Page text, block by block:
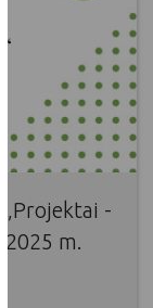
-
2025 m.